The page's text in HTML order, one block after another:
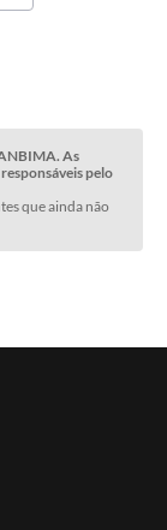
As
pelo
que ainda não